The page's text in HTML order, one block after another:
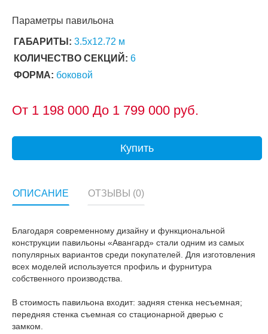
Параметры павильона
ГАБАРИТЫ: 3.5х12.72 м
КОЛИЧЕСТВО СЕКЦИЙ: 6
ФОРМА: боковой
От 1 198 000 До 1 799 000 руб.
Купить
ОПИСАНИЕ ОТЗЫВЫ (0)
Благодаря современному дизайну и функциональной
конструкции павильоны «Авангард» стали одним из самых
популярных вариантов среди покупателей. Для изготовления
всех моделей используется профиль и фурнитура
собственного производства.
В стоимость павильона входит: задняя стенка несъемная;
передняя стенка съемная со стационарной дверью с
замком.